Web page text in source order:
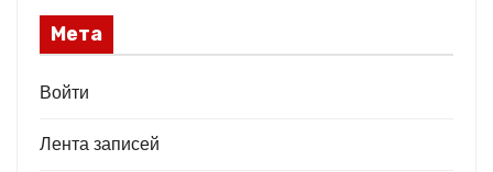
Мета
Войти
Лента записей